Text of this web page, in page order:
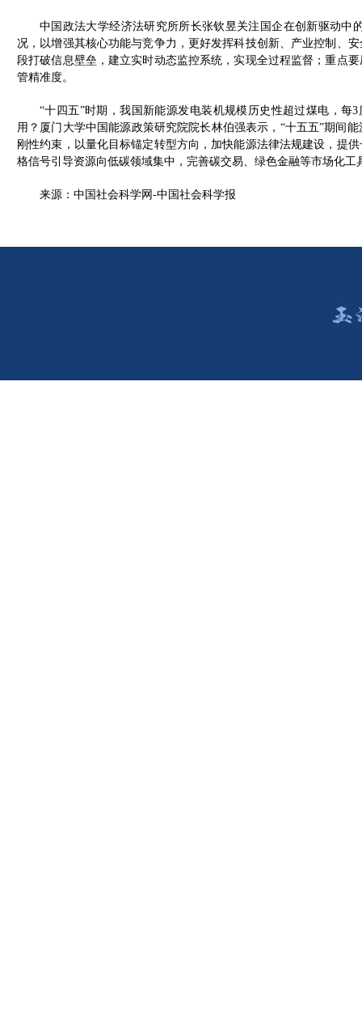
中国政法大学经济法研究所所长张钦昱关注国企在创新驱动
况，以增强其核心功能与竞争力，更好发挥科技创新、产业控制、
段打破信息壁垒，建立实时动态监控系统，实现全过程监督；重点
管精准度。
“十四五”时期，我国新能源发电装机规模历史性超过煤电，每
用？厦门大学中国能源政策研究院院长林伯强表示，“十五五”期间
刚性约束，以量化目标锚定转型方向，加快能源法律法规建设，提
格信号引导资源向低碳领域集中，完善碳交易、绿色金融等市场化工
来源：中国社会科学网-中国社会科学报